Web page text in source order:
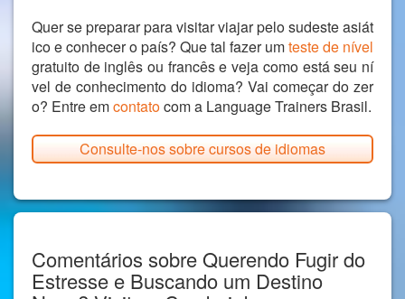
Quer se preparar para visitar viajar pelo sudeste asiát
ico e conhecer o país? Que tal fazer umteste de nível
gratuito de inglês ou francês e veja como está seu ní
vel de conhecimento do idioma? Vai começar do zer
o? Entre emcontatocom a Language Trainers Brasil.
Consulte-nos sobre cursos de idiomas
Comentários sobre Querendo Fugir do
Estresse e Buscando um Destino